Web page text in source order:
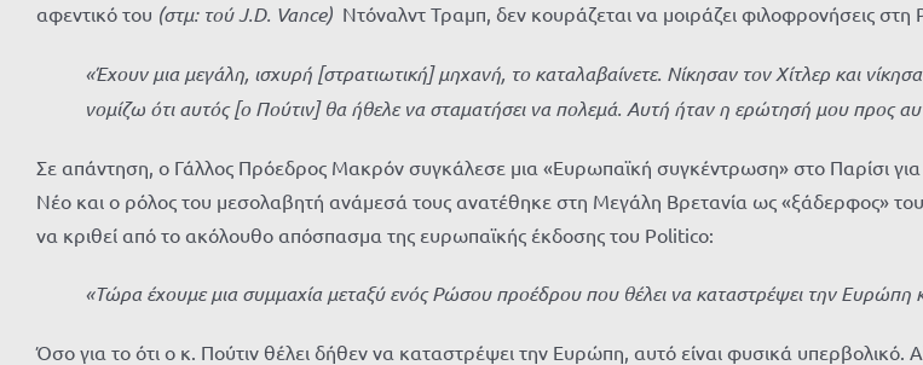
αφεντικό του (στμ: τούJ.D. Vance) Ντόναλντ Τραμπ, δεν κουράζεται να μοιράζει φιλοφρονήσεις στη
«Έχουν μια μεγάλη, ισχυρή [στρατιωτική]μηχανή, το καταλαβαίνετε. Νίκησαν τον Χίτλερ και
νομίζω ότι αυτός[ο Πούτιν]θα ήθελε να σταματήσει να πολεμά. Αυτή ήταν η ερώτησή μου προς
Σε απάντηση, ο Γάλλος Πρόεδρος Μακρόν συγκάλεσε μια «Ευρωπαϊκή συγκέντρωση» στο Παρίσι
Νέο και ο ρόλος του μεσολαβητή ανάμεσά τους ανατέθηκε στη Μεγάλη Βρετανία ως «ξάδερφος»
να κριθεί από το ακόλουθο απόσπασμα της ευρωπαϊκής έκδοσης του Politico:
«Τώρα έχουμε μια συμμαχία μεταξύ ενός Ρώσου προέδρου που θέλει να καταστρέψει την Ευρώπη
Όσο για το ότι ο κ. Πούτιν θέλει δήθεν να καταστρέψει την Ευρώπη, αυτό είναι φυσικά